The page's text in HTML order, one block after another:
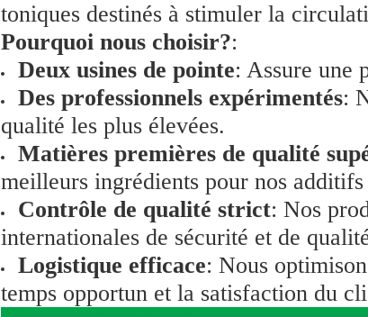
toniques destinés à stimuler la
Pourquoi nous choisir?:
Deux usines de pointe: Assure une
Des professionnels expérimentés:
qualité les plus élevées.
Matières premières de qualité
meilleurs ingrédients pour nos
Contrôle de qualité strict: Nos
internationales de sécurité et de
Logistique efficace: Nous
temps opportun et la satisfaction du